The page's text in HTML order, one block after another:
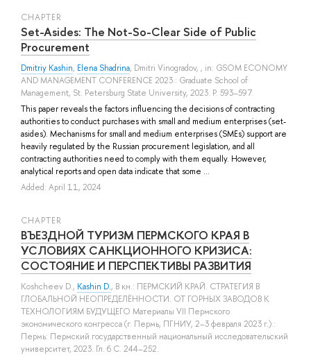
СHAPTER
Set-Asides: The Not-So-Clear Side of Public
Procurement
Dmitriy Kashin, Elena Shadrina, Dmitri Vinogradov, , in: GSOM ECONOMY
AND MANAGEMENT CONFERENCE 2023.: Graduate School of
Management, St. Petersburg State University, 2023. P. 593–597.
This paper reveals the factors influencing the decisions of contracting
authorities to conduct purchases with small and medium enterprises (set-
asides). Mechanisms for small and medium enterprises (SMEs) support are
heavily regulated by the Russian procurement legislation, and all
contracting authorities need to comply with them equally. However,
analytical reports and open data indicate that some ...
Added: April 11, 2024
СHAPTER
ВЪЕЗДНОЙ ТУРИЗМ ПЕРМСКОГО КРАЯ В
УСЛОВИЯХ САНКЦИОННОГО КРИЗИСА:
СОСТОЯНИЕ И ПЕРСПЕКТИВЫ РАЗВИТИЯ
Koshcheev D., Kashin D., В кн.: ПЕРМСКИЙ КРАЙ. СТРАТЕГИЯ В
ГЛОБАЛЬНОЙ НЕОПРЕДЕЛЁННОСТИ. ОТ ГОРНЫХ ЗАВОДОВ К
ТЕХНОЛОГИЯМ БУДУЩЕГО Материалы VII Пермского
экономического конгресса (г. Пермь, ПГНИУ, 2–3 февраля 2023 г.).:
Пермь: Пермский государственный национальный исследовательский
университет, 2023. Гл. 6 С. 244–252.